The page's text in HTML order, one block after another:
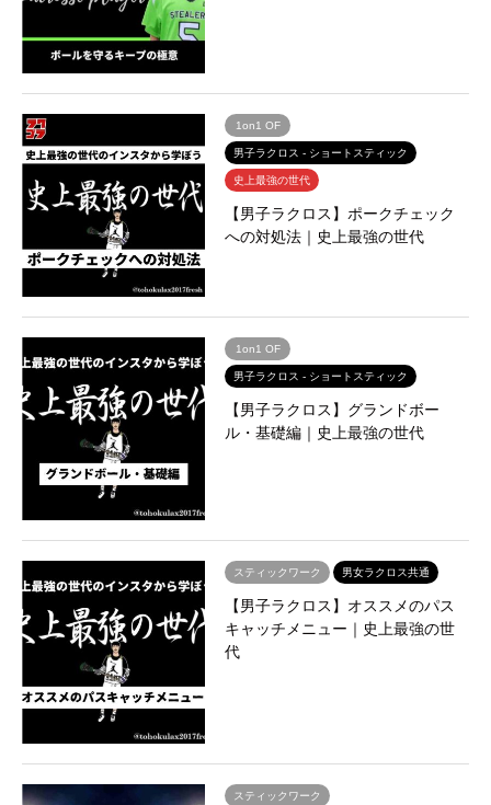
1on1 OF
男子ラクロス - ショートスティック
史上最強の世代
【男子ラクロス】ポークチェック
への対処法｜史上最強の世代
1on1 OF
男子ラクロス - ショートスティック
【男子ラクロス】グランドボー
ル・基礎編｜史上最強の世代
スティックワーク 男女ラクロス共通
【男子ラクロス】オススメのパス
キャッチメニュー｜史上最強の世
代
スティックワーク